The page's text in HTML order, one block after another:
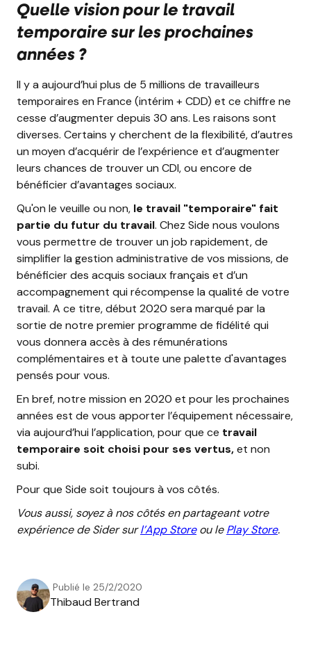
Quelle vision pour le travail
temporaire sur les prochaines
années ?
Il y a aujourd’hui plus de 5 millions de travailleurs
temporaires en France (intérim + CDD) et ce chiffre ne
cesse d’augmenter depuis 30 ans. Les raisons sont
diverses. Certains y cherchent de la flexibilité, d’autres
un moyen d’acquérir de l’expérience et d’augmenter
leurs chances de trouver un CDI, ou encore de
bénéficier d’avantages sociaux.
Qu'on le veuille ou non, le travail "temporaire" fait
partie du futur du travail. Chez Side nous voulons
vous permettre de trouver un job rapidement, de
simplifier la gestion administrative de vos missions, de
bénéficier des acquis sociaux français et d’un
accompagnement qui récompense la qualité de votre
travail. A ce titre, début 2020 sera marqué par la
sortie de notre premier programme de fidélité qui
vous donnera accès à des rémunérations
complémentaires et à toute une palette d'avantages
pensés pour vous.
En bref, notre mission en 2020 et pour les prochaines
années est de vous apporter l’équipement nécessaire,
via aujourd’hui l’application, pour que ce travail
temporaire soit choisi pour ses vertus,et non
subi.
Pour que Side soit toujours à vos côtés.
Vous aussi, soyez à nos côtés en partageant votre
expérience de Sider surl’App Storeou lePlay Store.
Publié le 25/2/2020
Thibaud Bertrand